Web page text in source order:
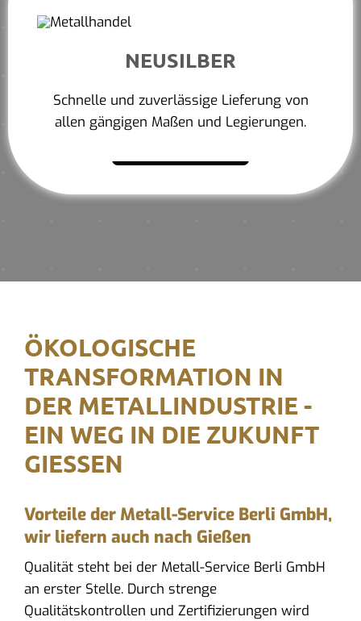
NEUSILBER
Schnelle und zuverlässige Lieferung von
allen gängigen Maßen und Legierungen.
ÖKOLOGISCHE
TRANSFORMATION IN
DER METALLINDUSTRIE -
EIN WEG IN DIE ZUKUNFT
GIESSEN
Vorteile der Metall-Service Berli GmbH,
wir liefern auch nach Gießen
Qualität steht bei der Metall-Service Berli GmbH
an erster Stelle. Durch strenge
Qualitätskontrollen und Zertifizierungen wird